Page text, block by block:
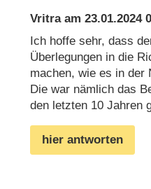
Vritraam23.01.2024
Ich hoffe sehr, dass
Überlegungen in die
machen, wie es in der
Die war nämlich das
den letzten 10 Jahren
hier antworten